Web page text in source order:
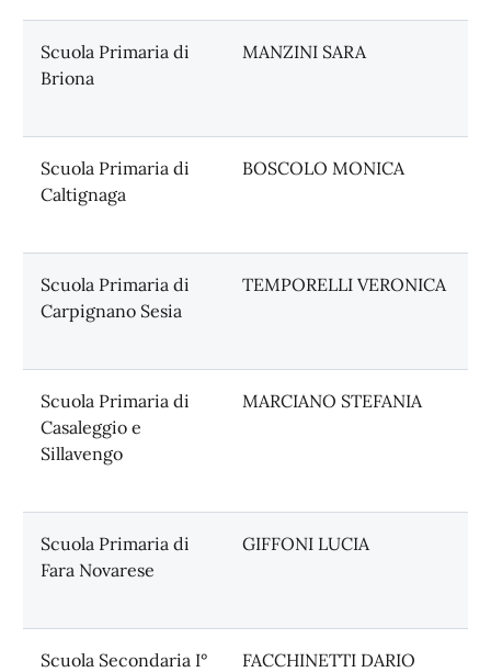
Scuola Primaria di
Briona
MANZINI SARA
Scuola Primaria di
Caltignaga
BOSCOLO MONICA
Scuola Primaria di
Carpignano Sesia
TEMPORELLI VERONICA
Scuola Primaria di
Casaleggio e
Sillavengo
MARCIANO STEFANIA
Scuola Primaria di
Fara Novarese
GIFFONI LUCIA
Scuola Secondaria I°
FACCHINETTI DARIO